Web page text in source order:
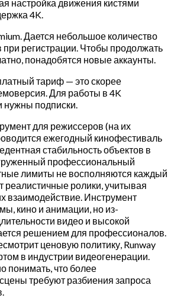
настройка движения кистями
4K.
Дается небольшое количество
при регистрации. Чтобы продолжать
понадобятся новые аккаунты.
тариф — это скорее
Для работы в 4K
нужны подписки.
для режиссеров (на их
ежегодный кинофестиваль
стабильность объектов в
профессиональный
лимиты не восполняются каждый
реалистичные ролики, учитывая
взаимодействие. Инструмент
кино и анимации, но из-
видео и высокой
решением для профессионалов.
ценовую политику, Runway
в индустрии видеогенерации.
понимать, что более
требуют разбиения запроса